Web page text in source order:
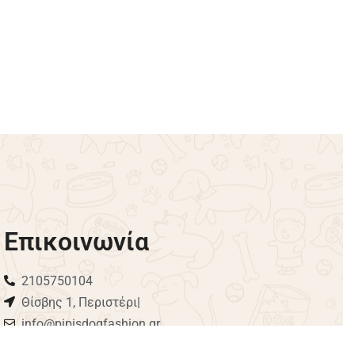
Προσθήκη στο καλάθι
Επικοινωνία
2105750104
Θίσβης 1, Περιστέρι|
info@pipisdogfashion.gr